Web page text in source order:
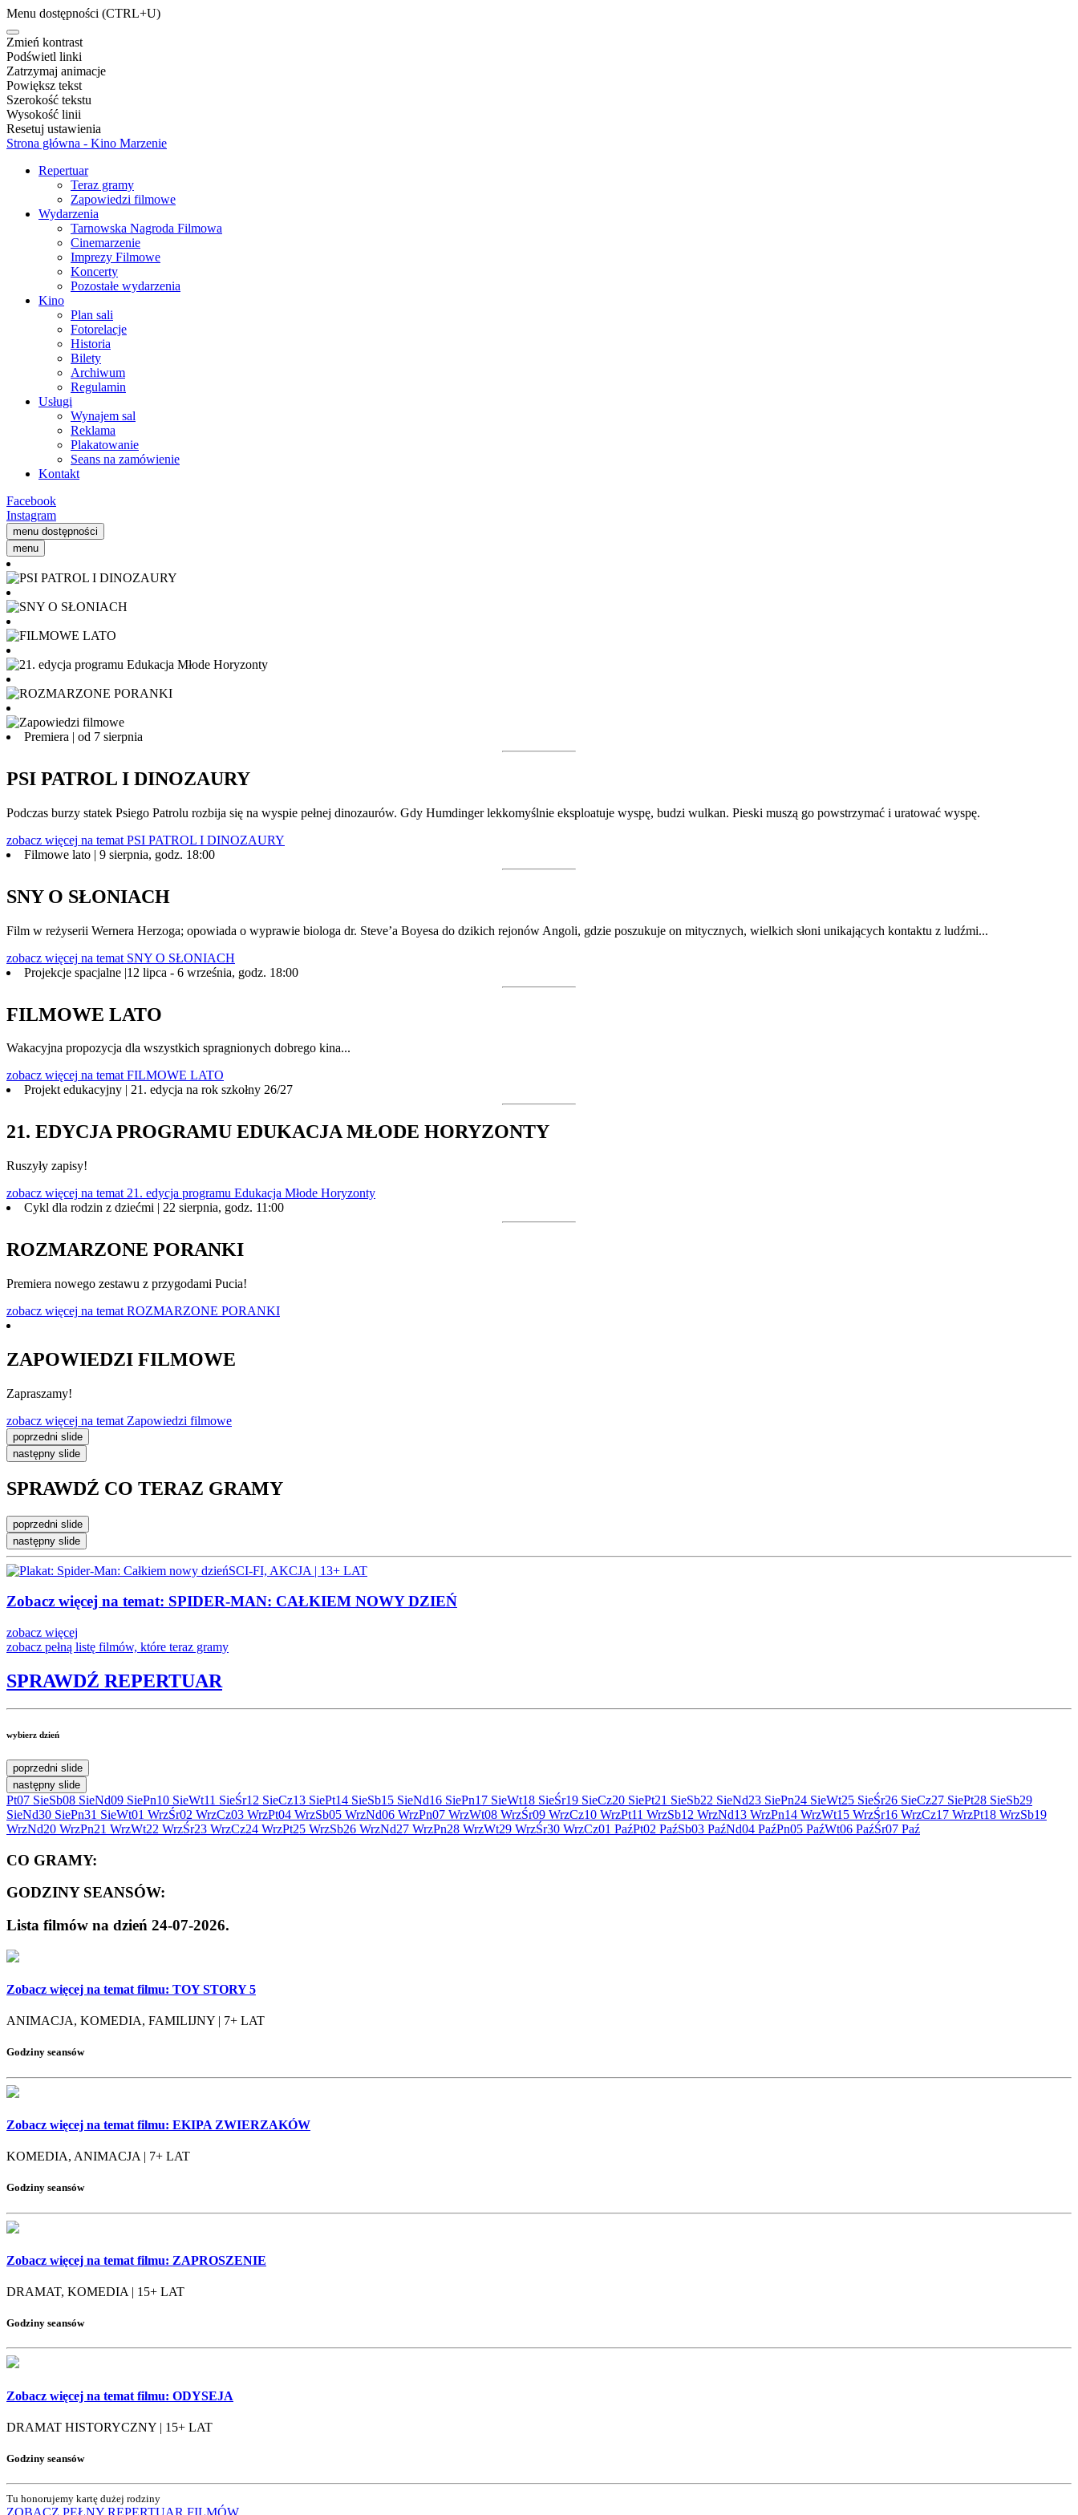
Menu dostępności (CTRL+U)
Zmień kontrast
Podświetl linki
Zatrzymaj animacje
Powiększ tekst
Szerokość tekstu
Wysokość linii
Resetuj ustawienia
Strona główna - Kino Marzenie
Repertuar
Teraz gramy
Zapowiedzi filmowe
Wydarzenia
Tarnowska Nagroda Filmowa
Cinemarzenie
Imprezy Filmowe
Koncerty
Pozostałe wydarzenia
Kino
Plan sali
Fotorelacje
Historia
Bilety
Archiwum
Regulamin
Usługi
Wynajem sal
Reklama
Plakatowanie
Seans na zamówienie
Kontakt
Facebook
Instagram
menu dostępności
menu
Premiera | od 7 sierpnia
PSI PATROL I DINOZAURY
Podczas burzy statek Psiego Patrolu rozbija się na wyspie pełnej dinozaurów. Gdy Humdinger lekkomyślnie eksploatuje wyspę, budzi wulkan. Pieski muszą go powstrzymać i uratować wyspę.
zobacz więcej na temat PSI PATROL I DINOZAURY
Filmowe lato | 9 sierpnia, godz. 18:00
SNY O SŁONIACH
Film w reżyserii Wernera Herzoga; opowiada o wyprawie biologa dr. Steve’a Boyesa do dzikich rejonów Angoli, gdzie poszukuje on mitycznych, wielkich słoni unikających kontaktu z ludźmi...
zobacz więcej na temat SNY O SŁONIACH
Projekcje spacjalne |12 lipca - 6 września, godz. 18:00
FILMOWE LATO
Wakacyjna propozycja dla wszystkich spragnionych dobrego kina...
zobacz więcej na temat FILMOWE LATO
Projekt edukacyjny | 21. edycja na rok szkołny 26/27
21. EDYCJA PROGRAMU EDUKACJA MŁODE HORYZONTY
Ruszyły zapisy!
zobacz więcej na temat 21. edycja programu Edukacja Młode Horyzonty
Cykl dla rodzin z dziećmi | 22 sierpnia, godz. 11:00
ROZMARZONE PORANKI
Premiera nowego zestawu z przygodami Pucia!
zobacz więcej na temat ROZMARZONE PORANKI
ZAPOWIEDZI FILMOWE
Zapraszamy!
zobacz więcej na temat Zapowiedzi filmowe
poprzedni slide
następny slide
SPRAWDŹ CO TERAZ GRAMY
poprzedni slide
następny slide
SCI-FI, AKCJA | 13+ LAT
Zobacz więcej na temat: SPIDER-MAN: CAŁKIEM NOWY DZIEŃ
zobacz więcej
zobacz pełną listę filmów, które teraz gramy
SPRAWDŹ REPERTUAR
wybierz dzień
poprzedni slide
następny slide
Pt07 SieSb08 SieNd09 SiePn10 SieWt11 SieŚr12 SieCz13 SiePt14 SieSb15 SieNd16 SiePn17 SieWt18 SieŚr19 SieCz20 SiePt21 SieSb22 SieNd23 SiePn24 SieWt25 SieŚr26 SieCz27 SiePt28 SieSb29
SieNd30 SiePn31 SieWt01 WrzŚr02 WrzCz03 WrzPt04 WrzSb05 WrzNd06 WrzPn07 WrzWt08 WrzŚr09 WrzCz10 WrzPt11 WrzSb12 WrzNd13 WrzPn14 WrzWt15 WrzŚr16 WrzCz17 WrzPt18 WrzSb19
WrzNd20 WrzPn21 WrzWt22 WrzŚr23 WrzCz24 WrzPt25 WrzSb26 WrzNd27 WrzPn28 WrzWt29 WrzŚr30 WrzCz01 PaźPt02 PaźSb03 PaźNd04 PaźPn05 PaźWt06 PaźŚr07 Paź
CO GRAMY:
GODZINY SEANSÓW:
Lista filmów na dzień 24-07-2026.
Zobacz więcej na temat filmu: TOY STORY 5
ANIMACJA, KOMEDIA, FAMILIJNY | 7+ LAT
Godziny seansów
Zobacz więcej na temat filmu: EKIPA ZWIERZAKÓW
KOMEDIA, ANIMACJA | 7+ LAT
Godziny seansów
Zobacz więcej na temat filmu: ZAPROSZENIE
DRAMAT, KOMEDIA | 15+ LAT
Godziny seansów
Zobacz więcej na temat filmu: ODYSEJA
DRAMAT HISTORYCZNY | 15+ LAT
Godziny seansów
Tu honorujemy kartę dużej rodziny